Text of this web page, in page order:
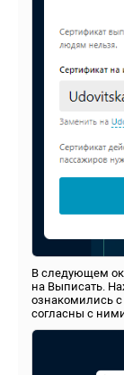
В следующем
на Выписать.
ознакомились
согласны с